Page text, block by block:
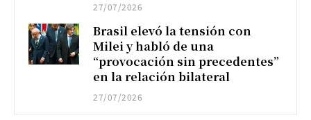
27/07/2026
Brasil elevó la tensión con
Milei y habló de una
“provocación sin precedentes”
en la relación bilateral
27/07/2026